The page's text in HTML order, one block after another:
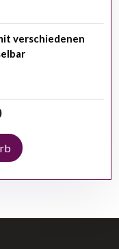
verschiedenen